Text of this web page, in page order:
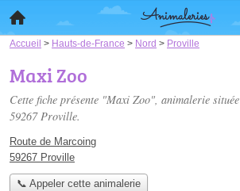
Accueil > Hauts-de-France > Nord > Proville
Maxi Zoo
Cette fiche présente "Maxi Zoo", animalerie située
59267 Proville.
Route de Marcoing
59267 Proville
📞 Appeler cette animalerie